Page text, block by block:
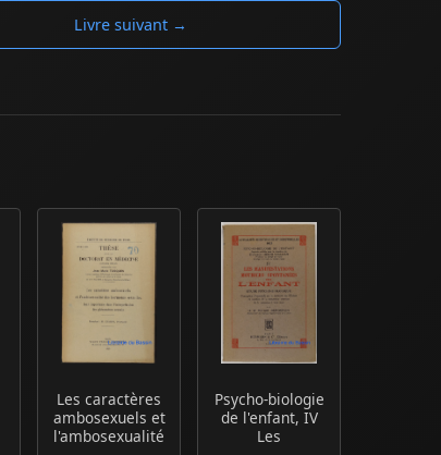
Livre suivant →
Les caractères
ambosexuels et
l'ambosexualité
Psycho-biologie
de l'enfant, IV
Les